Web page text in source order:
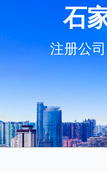
石
注册公